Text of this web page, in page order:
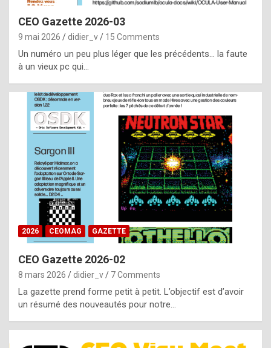
i
e
f
o
m
m
a
y
b
e
b
y
g
e
n
u
i
CEO Gazette 2026-03
9 mai 2026 didier_v 15 Comments
Un numéro un peu plus léger que les précédents… la faute
à un vieux pc qui…
2026 CEOMAG GAZETTE
CEO Gazette 2026-02
8 mars 2026 didier_v 7 Comments
La gazette prend forme petit à petit. L’objectif est d’avoir
un résumé des nouveautés pour notre…